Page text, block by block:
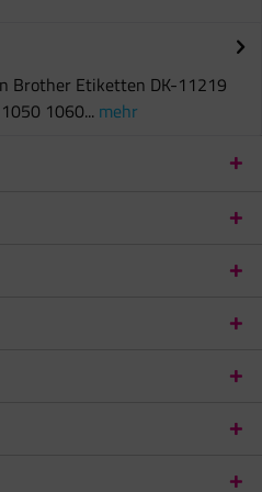
Brother Etiketten DK-11219
1060... mehr